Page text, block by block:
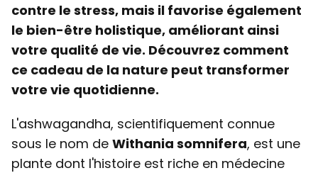
contre le stress, mais il favorise également
le bien-être holistique, améliorant ainsi
votre qualité de vie. Découvrez comment
ce cadeau de la nature peut transformer
votre vie quotidienne.
L'ashwagandha, scientifiquement connue
sous le nom de Withania somnifera, est une
plante dont l'histoire est riche en médecine